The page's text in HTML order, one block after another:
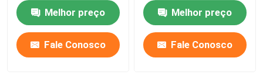
Melhor preço
Fale Conosco
Melhor preço
Fale Conosco